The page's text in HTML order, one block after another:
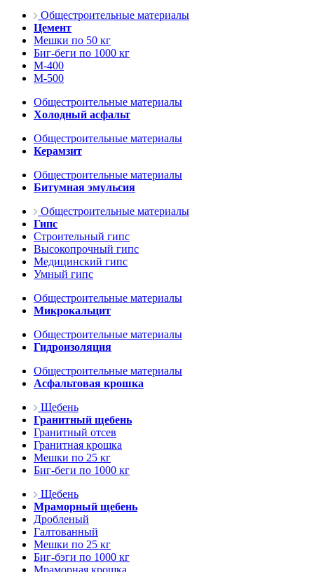
Общестроительные материалы
Цемент
Мешки по 50 кг
Биг-беги по 1000 кг
М-400
М-500
Общестроительные материалы
Холодный асфальт
Общестроительные материалы
Керамзит
Общестроительные материалы
Битумная эмульсия
Общестроительные материалы
Гипс
Строительный гипс
Высокопрочный гипс
Медицинский гипс
Умный гипс
Общестроительные материалы
Микрокальцит
Общестроительные материалы
Гидроизоляция
Общестроительные материалы
Асфальтовая крошка
Щебень
Гранитный щебень
Гранитный отсев
Гранитная крошка
Мешки по 25 кг
Биг-беги по 1000 кг
Щебень
Мраморный щебень
Дробленый
Галтованный
Мешки по 25 кг
Биг-бэги по 1000 кг
Мраморная крошка